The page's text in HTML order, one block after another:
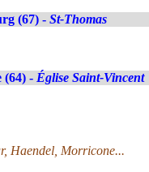
(67) - St-Thomas
(64) - Église Saint-Vincent
Haendel, Morricone...